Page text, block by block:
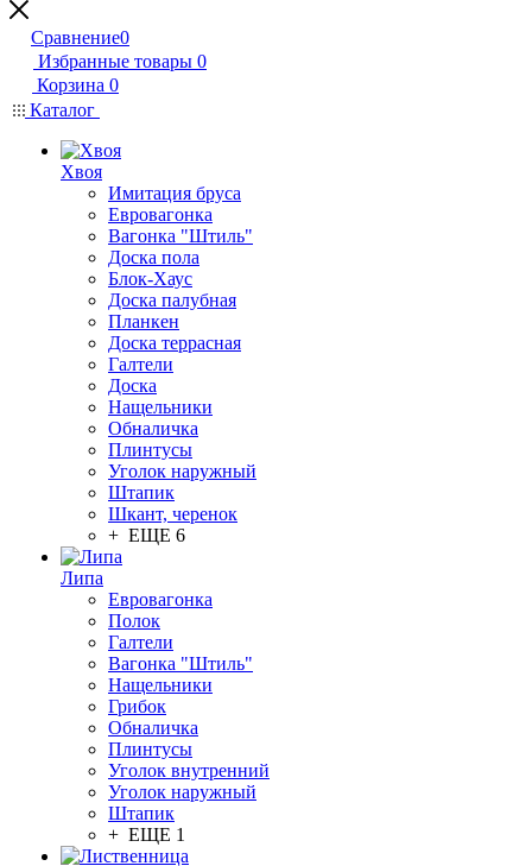
Сравнение0
Избранные товары 0
Корзина 0
Каталог
Хвоя
Имитация бруса
Евровагонка
Вагонка "Штиль"
Доска пола
Блок-Хаус
Доска палубная
Планкен
Доска террасная
Галтели
Доска
Нащельники
Обналичка
Плинтусы
Уголок наружный
Штапик
Шкант, черенок
+ ЕЩЕ 6
Липа
Евровагонка
Полок
Галтели
Вагонка "Штиль"
Нащельники
Грибок
Обналичка
Плинтусы
Уголок внутренний
Уголок наружный
Штапик
+ ЕЩЕ 1